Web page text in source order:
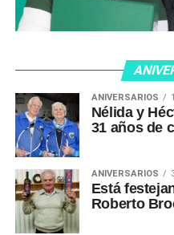
ANIVERSARIOS
Nélida y
31 años de
ANIVERSARIOS
Está
Roberto